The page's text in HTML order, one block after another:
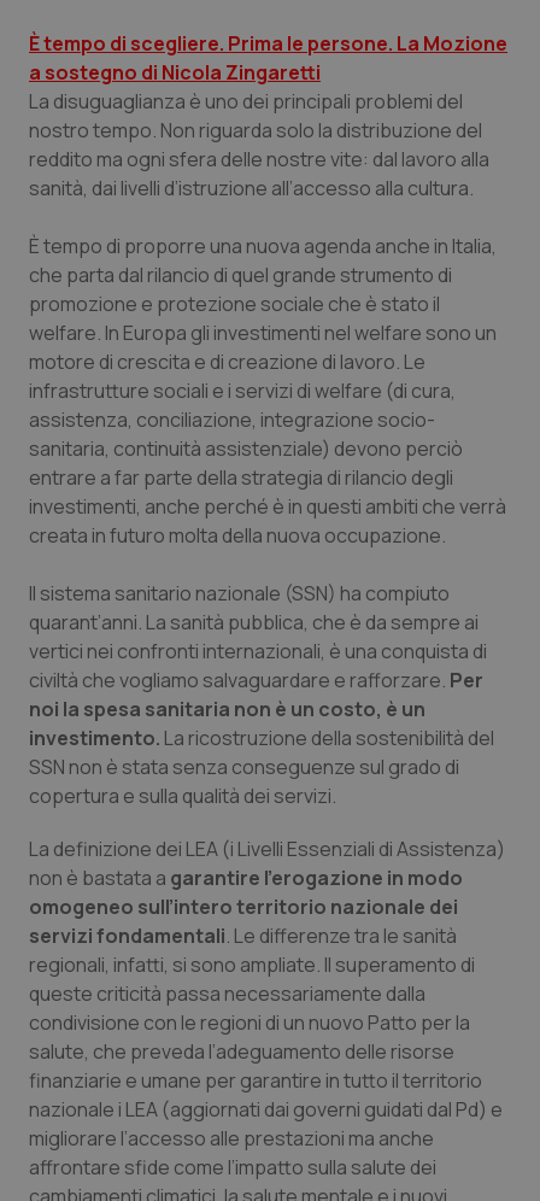
Rene & patologie urogenitali
Salute orale & impianti
Tiroide
Tumore al seno
Tumore ovarico
Tumori del Polmone & Testa Collo
Tumori gastrointestinali
Ulcera & Reflusso
Vaccini
È tempo di scegliere. Prima le persone. La Mozione
a sostegno di Nicola Zingaretti
La disuguaglianza è uno dei principali problemi del
nostro tempo. Non riguarda solo la distribuzione del
reddito ma ogni sfera delle nostre vite: dal lavoro alla
sanità, dai livelli d’istruzione all’accesso alla cultura.
È tempo di proporre una nuova agenda anche in Italia,
che parta dal rilancio di quel grande strumento di
promozione e protezione sociale che è stato il
welfare. In Europa gli investimenti nel welfare sono un
motore di crescita e di creazione di lavoro. Le
infrastrutture sociali e i servizi di welfare (di cura,
assistenza, conciliazione, integrazione socio-
sanitaria, continuità assistenziale) devono perciò
entrare a far parte della strategia di rilancio degli
investimenti, anche perché è in questi ambiti che verrà
creata in futuro molta della nuova occupazione.
Il sistema sanitario nazionale (SSN) ha compiuto
quarant’anni. La sanità pubblica, che è da sempre ai
vertici nei confronti internazionali, è una conquista di
civiltà che vogliamo salvaguardare e rafforzare. Per
noi la spesa sanitaria non è un costo, è un
investimento. La ricostruzione della sostenibilità del
SSN non è stata senza conseguenze sul grado di
copertura e sulla qualità dei servizi.
La definizione dei LEA (i Livelli Essenziali di Assistenza)
non è bastata a garantire l’erogazione in modo
omogeneo sull’intero territorio nazionale dei
servizi fondamentali. Le differenze tra le sanità
regionali, infatti, si sono ampliate. Il superamento di
queste criticità passa necessariamente dalla
condivisione con le regioni di un nuovo Patto per la
salute, che preveda l’adeguamento delle risorse
finanziarie e umane per garantire in tutto il territorio
nazionale i LEA (aggiornati dai governi guidati dal Pd) e
migliorare l’accesso alle prestazioni ma anche
affrontare sfide come l’impatto sulla salute dei